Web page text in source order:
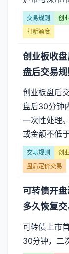
交易规则 创
打新额度
创业板收盘
盘后交易
创业板盘后
盘后30分钟
一次性处理
或金额不低
交易规则 创
盘后定价交易
可转债开
多久恢复交
可转债上市
30分钟，二